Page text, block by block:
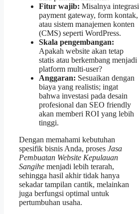
Fitur wajib: Misalnya integrasi
payment gateway, form kontak,
atau sistem manajemen konten
(CMS) seperti WordPress.
Skala pengembangan:
Apakah website akan tetap
statis atau berkembang menjadi
platform multi‑user?
Anggaran: Sesuaikan dengan
biaya yang realistis; ingat
bahwa investasi pada desain
profesional dan SEO friendly
akan memberi ROI yang lebih
tinggi.
Dengan memahami kebutuhan
spesifik bisnis Anda, proses Jasa
Pembuatan Website Kepulauan
Sangihe menjadi lebih terarah,
sehingga hasil akhir tidak hanya
sekadar tampilan cantik, melainkan
juga berfungsi optimal untuk
pertumbuhan usaha.